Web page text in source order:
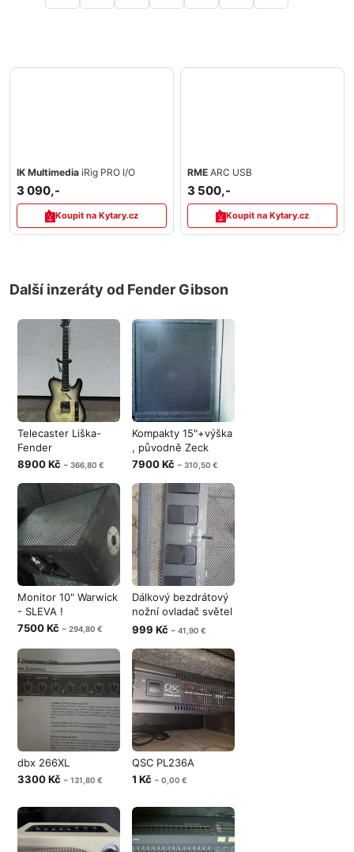
IK Multimedia iRig PRO I/O
3 090,-
Koupit na Kytary.cz
RME ARC USB
3 500,-
Koupit na Kytary.cz
Další inzeráty od Fender Gibson
Telecaster Liška-
Fender
8900 Kč ~ 366,80 €
Kompakty 15"+výška
, původně Zeck
7900 Kč ~ 310,50 €
Monitor 10" Warwick
- SLEVA !
7500 Kč ~ 294,80 €
Dálkový bezdrátový
nožní ovladač světel
Showt
999 Kč ~ 41,90 €
dbx 266XL
3300 Kč ~ 131,80 €
QSC PL236A
1 Kč ~ 0,00 €